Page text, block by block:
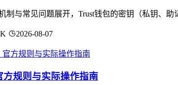
制与常见问题展开，Trust钱包的密钥（私钥、
2026-08-07
规则与实际操作指南